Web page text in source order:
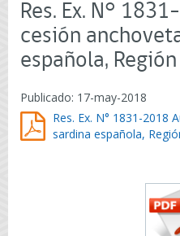
Gobierno
de
Chile
Res. Ex. N°
cesión
española,
Publicado: 17-may-2018
Res. Ex. N° 1831-2018
sardina española,